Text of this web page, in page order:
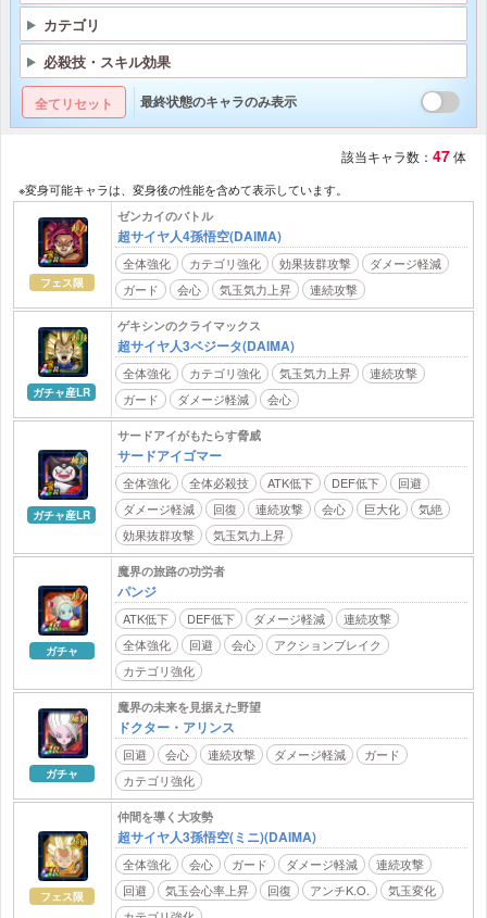
カテゴリ
必殺技・スキル効果
全てリセット 最終状態のキャラのみ表示
該当キャラ数： 47体
※変身可能キャラは、変身後の性能を含めて表示しています。
フェス限
ゼンカイのバトル
超サイヤ人4孫悟空(DAIMA)
全体強化 カテゴリ強化 効果抜群攻撃
ダメージ軽減
ガード
会心 気玉気力上昇 連続攻撃
ガチャ産LR
ゲキシンのクライマックス
超サイヤ人3ベジータ(DAIMA)
全体強化 カテゴリ強化 気玉気力上昇
連続攻撃
ガード
ダメージ軽減 会心
ガチャ産LR
サードアイがもたらす脅威
サードアイゴマー
全体強化 全体必殺技 ATK低下 DEF低下
回避
ダメージ軽減
回復 連続攻撃 会心 巨大化
気絶
効果抜群攻撃
気玉気力上昇
ガチャ
魔界の旅路の功労者
パンジ
ATK低下 DEF低下 ダメージ軽減
連続攻撃
全体強化
回避 会心
アクションブレイク
カテゴリ強化
ガチャ
魔界の未来を見据えた野望
ドクター・アリンス
回避 会心 連続攻撃 ダメージ軽減
ガード
カテゴリ強化
フェス限
仲間を導く大攻勢
超サイヤ人3孫悟空(ミニ)(DAIMA)
全体強化 会心 ガード ダメージ軽減
連続攻撃
回避
気玉会心率上昇 回復 アンチK.O.
気玉変化